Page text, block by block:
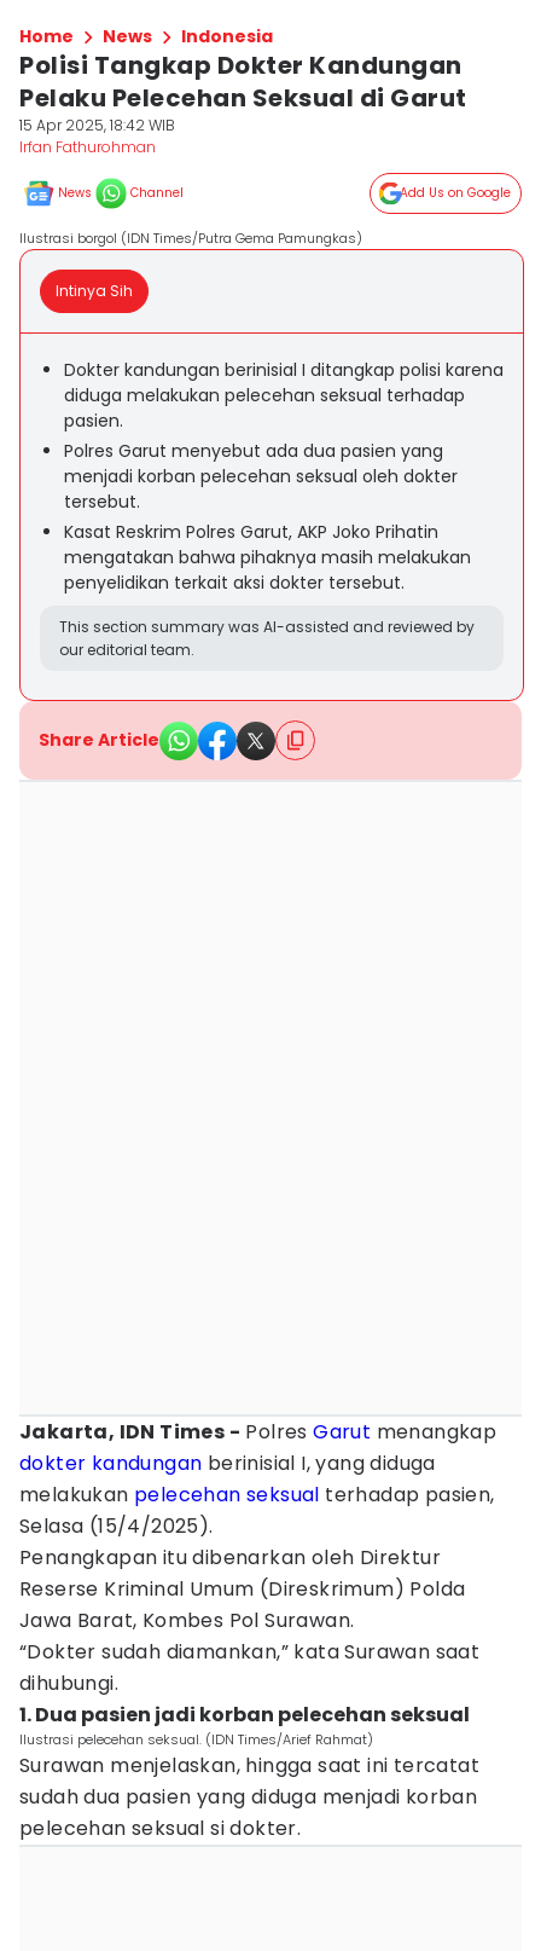
Home News Indonesia
Polisi Tangkap Dokter Kandungan
Pelaku Pelecehan Seksual di Garut
15 Apr 2025, 18:42 WIB
Irfan Fathurohman
News Channel Add Us on Google
Ilustrasi borgol (IDN Times/Putra Gema Pamungkas)
Intinya Sih
Dokter kandungan berinisial I ditangkap polisi karena
diduga melakukan pelecehan seksual terhadap
pasien.
Polres Garut menyebut ada dua pasien yang
menjadi korban pelecehan seksual oleh dokter
tersebut.
Kasat Reskrim Polres Garut, AKP Joko Prihatin
mengatakan bahwa pihaknya masih melakukan
penyelidikan terkait aksi dokter tersebut.
This section summary was AI-assisted and reviewed by
our editorial team.
Share Article
Jakarta, IDN Times - PolresGarut menangkap
dokter kandungan berinisial I, yang diduga
melakukan pelecehan seksual terhadap pasien,
Selasa (15/4/2025).
Penangkapan itu dibenarkan oleh Direktur
Reserse Kriminal Umum (Direskrimum) Polda
Jawa Barat, Kombes Pol Surawan.
“Dokter sudah diamankan,” kata Surawan saat
dihubungi.
1. Dua pasien jadi korban pelecehan seksual
Ilustrasi pelecehan seksual. (IDN Times/Arief Rahmat)
Surawan menjelaskan, hingga saat ini tercatat
sudah dua pasien yang diduga menjadi korban
pelecehan seksual si dokter.